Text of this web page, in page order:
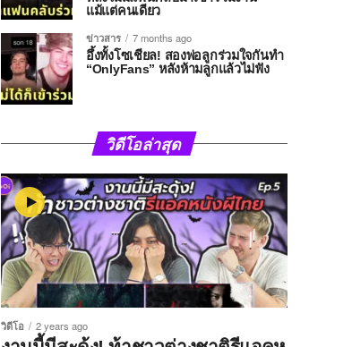
แม้แต่คนเดียว
ข่าวสาร
7 months ago
อึ้งทั้งโซเชียล! สองพ่อลูกร่วมใจกันทำ
“OnlyFans” หลังห้ามลูกแล้วไม่ฟัง
วิดีโอล่าสุด
วิดีโอ 2 years ago